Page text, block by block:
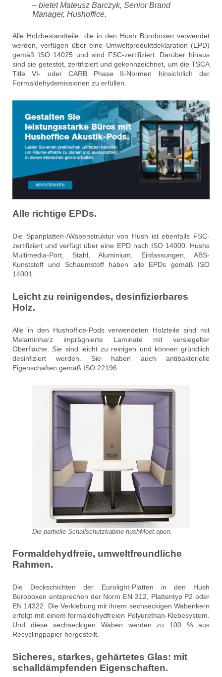
– bietet Mateusz Barczyk, Senior Brand
Manager, Hushoffice.
Alle Holzbestandteile, die in den Hush Büroboxen verwendet
werden, verfügen über eine Umweltproduktdeklaration (EPD)
gemäß ISO 14025 und sind FSC-zertifiziert. Darüber hinaus
sind sie getestet, zertifiziert und gekennzeichnet, um die TSCA
Title VI- oder CARB Phase II-Normen hinsichtlich der
Formaldehydemissionen zu erfüllen.
Alle richtige EPDs.
Die Spanplatten-/Wabenstruktur von Hush ist ebenfalls FSC-
zertifiziert und verfügt über eine EPD nach ISO 14000. Hushs
Multimedia-Port, Stahl, Aluminium, Einfassungen, ABS-
Kunststoff und Schaumstoff haben alle EPDs gemäß ISO
14001.
Leicht zu reinigendes, desinfizierbares
Holz.
Alle in den Hushoffice-Pods verwendeten Holzteile sind mit
Melaminharz imprägnierte Laminate mit versiegelter
Oberfläche. Sie sind leicht zu reinigen und können gründlich
desinfiziert werden. Sie haben auch antibakterielle
Eigenschaften gemäß ISO 22196.
Die partielle Schallschutzkabine hushMeet.open.
Formaldehydfreie, umweltfreundliche
Rahmen.
Die Deckschichten der Eurolight-Platten in den Hush
Büroboxen entsprechen der Norm EN 312, Plattentyp P2 oder
EN 14322. Die Verklebung mit ihrem sechseckigen Wabenkern
erfolgt mit einem formaldehydfreien Polyurethan-Klebesystem.
Und diese sechseckigen Waben werden zu 100 % aus
Recyclingpapier hergestellt.
Sicheres, starkes, gehärtetes Glas: mit
schalldämpfenden Eigenschaften.